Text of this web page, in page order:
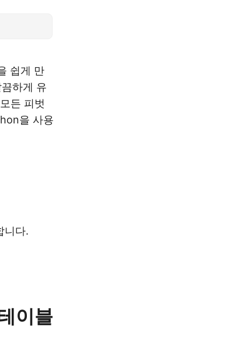
쉽게 만
하게 유
든 피벗
을 사용
니다.
이블